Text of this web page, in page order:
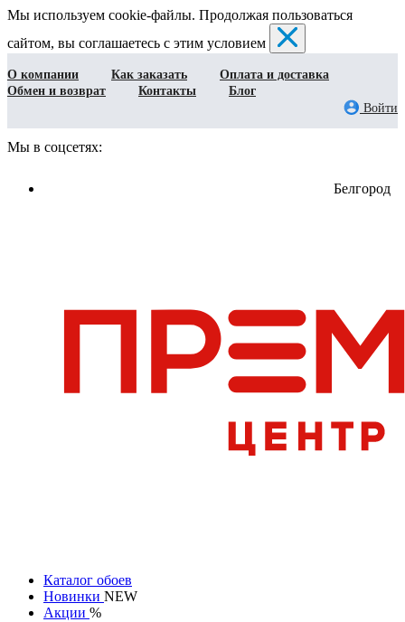
Мы используем cookie-файлы. Продолжая пользоваться
сайтом, вы соглашаетесь с этим условием
О компании Как заказать
Оплата и доставка
Обмен и возврат
Контакты
Блог
Войти
Мы в соцсетях:
Белгород
Каталог обоев
Новинки NEW
Акции %